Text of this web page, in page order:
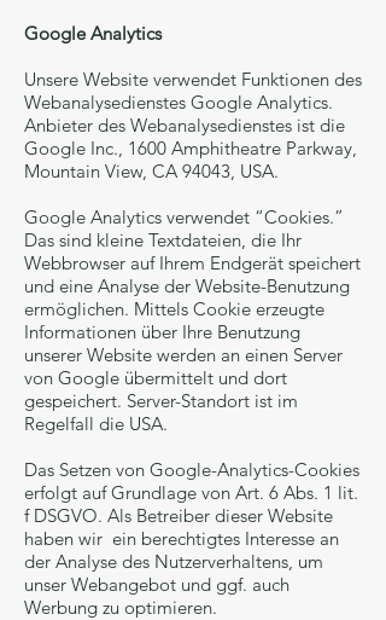
Google Analytics
Unsere Website verwendet Funktionen des
Webanalysedienstes Google Analytics.
Anbieter des Webanalysedienstes ist die
Google Inc., 1600 Amphitheatre Parkway,
Mountain View, CA 94043, USA.
Google Analytics verwendet “Cookies.”
Das sind kleine Textdateien, die Ihr
Webbrowser auf Ihrem Endgerät speichert
und eine Analyse der Website-Benutzung
ermöglichen. Mittels Cookie erzeugte
Informationen über Ihre Benutzung
unserer Website werden an einen Server
von Google übermittelt und dort
gespeichert. Server-Standort ist im
Regelfall die USA.
Das Setzen von Google-Analytics-Cookies
erfolgt auf Grundlage von Art. 6 Abs. 1 lit.
f DSGVO. Als Betreiber dieser Website
haben wir ein berechtigtes Interesse an
der Analyse des Nutzerverhaltens, um
unser Webangebot und ggf. auch
Werbung zu optimieren.